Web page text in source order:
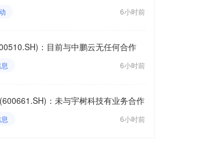
6小时前
：目前与中鹏云无任何合作
6小时前
：未与宇树科技有业务合作
6小时前